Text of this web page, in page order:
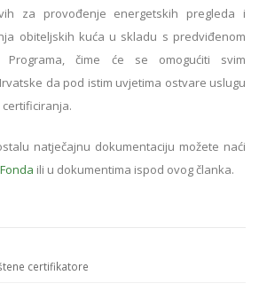
za provođenje energetskih pregleda i
obiteljskih kuća u skladu s predviđenom
Programa, čime će se omogućiti svim
da pod istim uvjetima ostvare uslugu
natječajnu dokumentaciju možete naći
ili u dokumentima ispod ovog članka.
certifikatore